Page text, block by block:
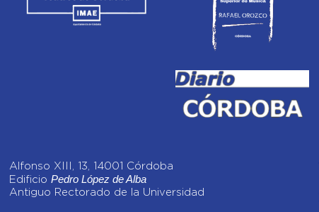
Alfonso XIII, 13, 14001 Córdoba
EdificioPedro López de Alba
Antiguo Rectorado de la Universidad